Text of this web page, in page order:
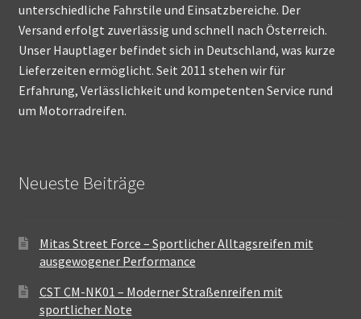
unterschiedliche Fahrstile und Einsatzbereiche. Der
Versand erfolgt zuverlässig und schnell nach Österreich.
Unser Hauptlager befindet sich in Deutschland, was kurze
Lieferzeiten ermöglicht. Seit 2011 stehen wir für
Erfahrung, Verlässlichkeit und kompetenten Service rund
um Motorradreifen.
Neueste Beiträge
Mitas Street Force – Sportlicher Alltagsreifen mit
ausgewogener Performance
CST CM-NK01 – Moderner Straßenreifen mit
sportlicher Note